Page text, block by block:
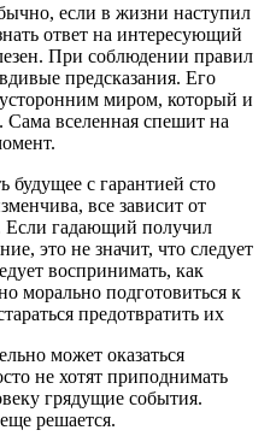
если в жизни наступил
ответ на интересующий
При соблюдении правил
предсказания. Его
миром, который и
вселенная спешит на
будущее с гарантией сто
все зависит от
Если гадающий получил
это не значит, что следует
воспринимать, как
морально подготовиться к
предотвратить их
может оказаться
не хотят приподнимать
грядущие события.
решается.